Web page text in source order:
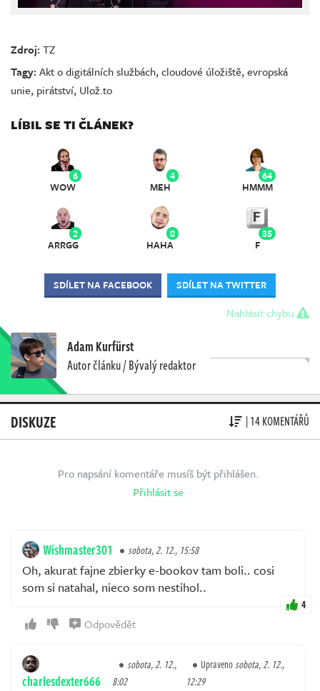
Zdroj:TZ
Tagy:Akt o digitálních službách,cloudové úložiště,evropská
unie, pirátství, Ulož.to
LÍBIL SE TI ČLÁNEK?
6
WOW
4
MEH
64
HMMM
2
ARRGG
8
HAHA
35
F
SDÍLET NA FACEBOOK SDÍLET NA TWITTER
Nahlásit chybu
Adam Kurfürst
Autor článku / Bývalý redaktor
DISKUZE | 14 KOMENTÁŘŮ
Pro napsání komentáře musíš být přihlášen.
Přihlásit se
Wishmaster301 sobota, 2. 12., 15:58
Oh, akurat fajne zbierky e-bookov tam boli.. cosi
som si natahal, nieco som nestihol..
4
Odpovědět
charlesdexter666
sobota, 2. 12.,
8:02
Upravenosobota, 2. 12.,
12:29